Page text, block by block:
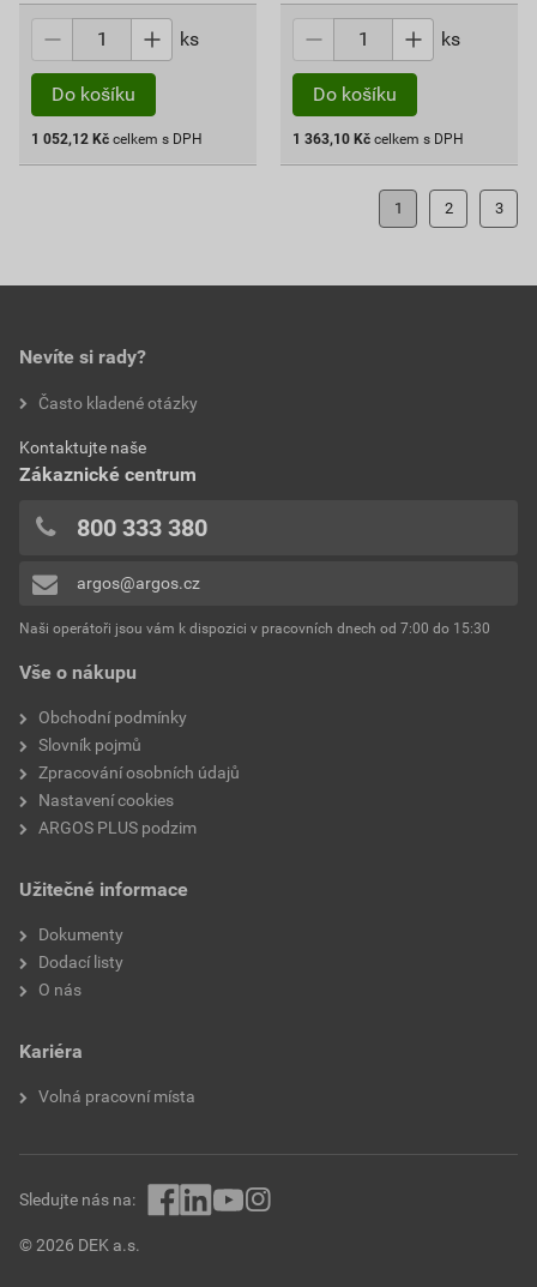
ks
Do košíku
1 052,12 Kč celkem s DPH
ks
Do košíku
1 363,10 Kč celkem s DPH
1 2 3
Vše o nákupu
Obchodní podmínky
Slovník pojmů
Zpracování osobních údajů
Nastavení cookies
ARGOS PLUS podzim
Užitečné informace
Dokumenty
Dodací listy
O nás
Kariéra
Volná pracovní místa
Nevíte si rady?
Často kladené otázky
Kontaktujte naše
Zákaznické centrum
800 333 380
argos@argos.cz
Naši operátoři jsou vám k dispozici v pracovních dnech od 7:00 do 15:30
© 2026 DEK a.s.
Sledujte nás na: